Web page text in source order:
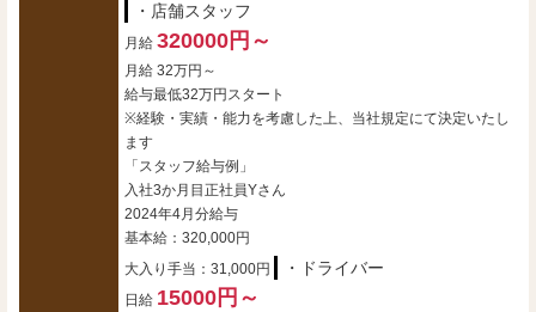
・店舗スタッフ
月給 320000円～
月給 32万円～
給与最低32万円スタート
※経験・実績・能力を考慮した上、当社規定にて決定いたし
ます
「スタッフ給与例」
入社3か月目正社員Yさん
2024年4月分給与
基本給：320,000円
大入り手当：31,000円
・ドライバー
日給 15000円～